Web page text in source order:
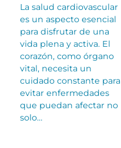
La salud cardiovascular
es un aspecto esencial
para disfrutar de una
vida plena y activa. El
corazón, como órgano
vital, necesita un
cuidado constante para
evitar enfermedades
que puedan afectar no
solo…